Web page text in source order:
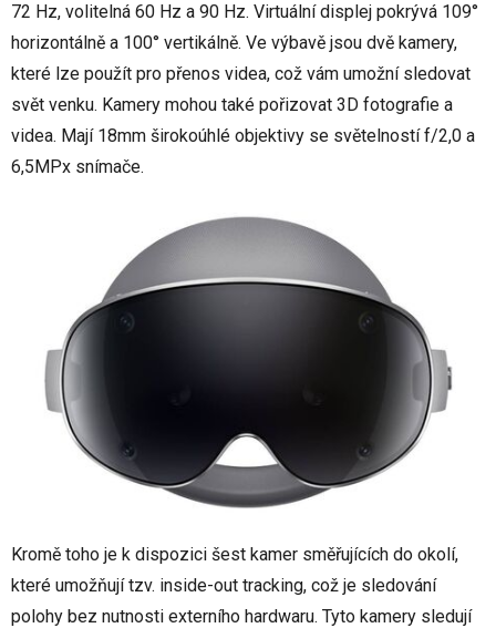
72 Hz, volitelná 60 Hz a 90 Hz. Virtuální displej pokrývá 109°
horizontálně a 100° vertikálně. Ve výbavě jsou dvě kamery,
které lze použít pro přenos videa, což vám umožní sledovat
svět venku. Kamery mohou také pořizovat 3D fotografie a
videa. Mají 18mm širokoúhlé objektivy se světelností f/2,0 a
6,5MPx snímače.
Kromě toho je k dispozici šest kamer směřujících do okolí,
které umožňují tzv. inside-out tracking, což je sledování
polohy bez nutnosti externího hardwaru. Tyto kamery sledují